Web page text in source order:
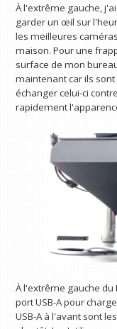
À l'extrême gauche,
garder un œil sur
les meilleures
maison. Pour une
surface de mon
maintenant car ils
échanger celui-ci
rapidement
À l'extrême gauche du
port USB-A pour
USB-A à l'avant sont